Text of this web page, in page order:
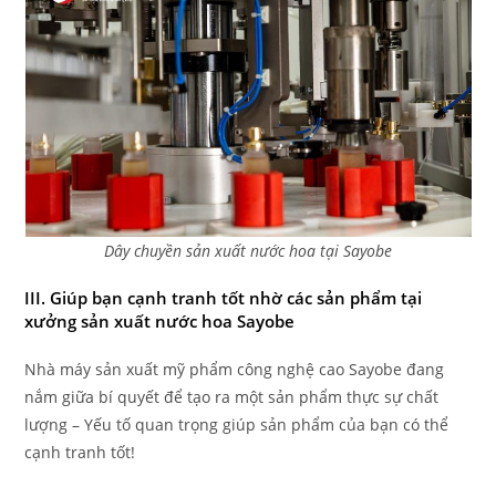
Dây chuyền sản xuất nước hoa tại Sayobe
III. Giúp bạn cạnh tranh tốt nhờ các sản phẩm tại
xưởng sản xuất nước hoa Sayobe
Nhà máy sản xuất mỹ phẩm công nghệ cao Sayobe đang
nắm giữa bí quyết để tạo ra một sản phẩm thực sự chất
lượng – Yếu tố quan trọng giúp sản phẩm của bạn có thể
cạnh tranh tốt!